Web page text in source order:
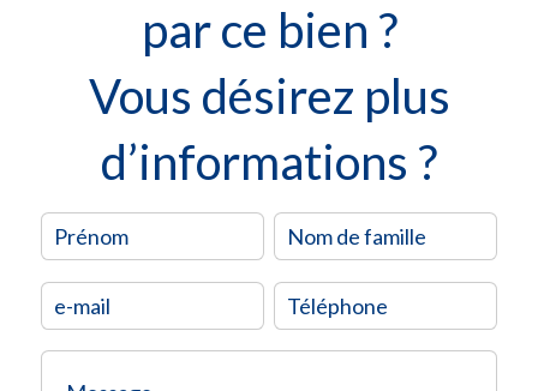
par ce bien ?
Vous désirez plus
d’informations ?